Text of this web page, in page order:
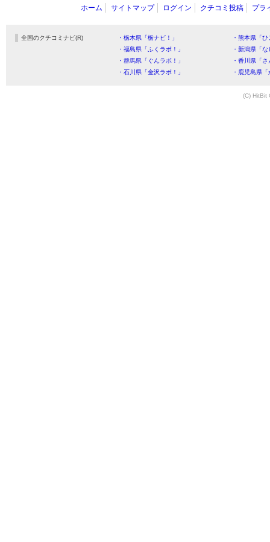
ホーム サイトマップ ログイン クチコミ投稿 プラ
全国のクチコミナビ(R) ・栃木県「栃ナビ！」
・熊本県「
・福島県「ふくラボ！」
・新潟県「
・群馬県「ぐんラボ！」
・香川県「
・石川県「金沢ラボ！」
・鹿児島県
(C) HitBit